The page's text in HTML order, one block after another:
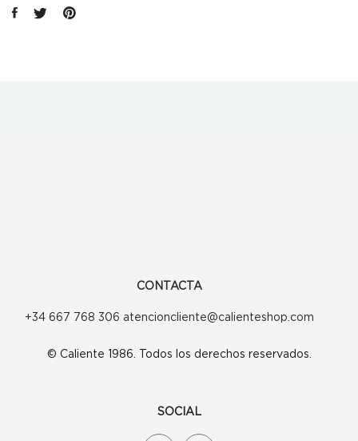
CONTACTA
+34 667 768 306 atencioncliente@calienteshop.com
© Caliente 1986. Todos los derechos reservados.
SOCIAL